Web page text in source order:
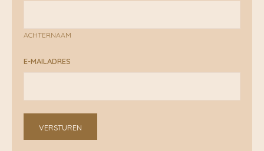
ACHTERNAAM
E-MAILADRES
VERSTUREN